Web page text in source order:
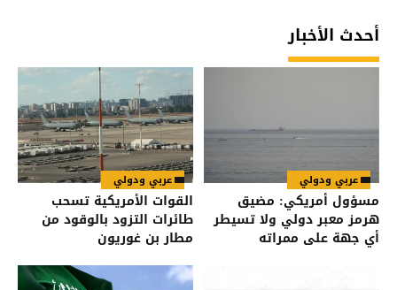
أحدث الأخبار
عربي ودولي
مسؤول أمريكي: مضيق
هرمز معبر دولي ولا تسيطر
أي جهة على ممراته
عربي ودولي
القوات الأمريكية تسحب
طائرات التزود بالوقود من
مطار بن غوريون